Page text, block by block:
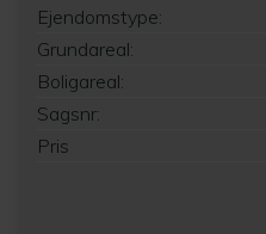
Ejendomstype:
Grundareal:
Boligareal:
Sagsnr:
Pris